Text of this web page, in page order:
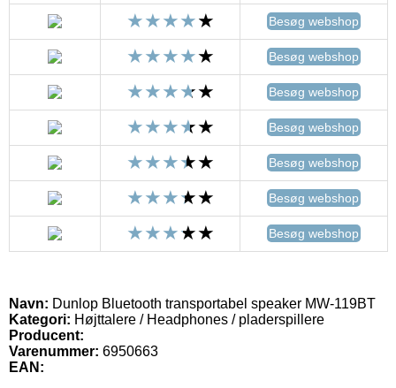
Besøg webshop
Besøg webshop
Besøg webshop
Besøg webshop
Besøg webshop
Besøg webshop
Besøg webshop
Navn: Dunlop Bluetooth transportabel speaker MW-119BT
Kategori: Højttalere / Headphones / pladerspillere
Producent:
Varenummer: 6950663
EAN: